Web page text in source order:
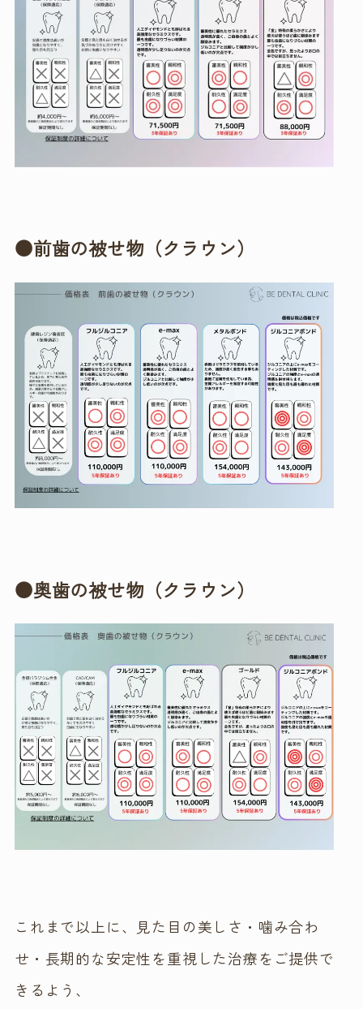
●前歯の被せ物（クラウン）
●奥歯の被せ物（クラウン）
これまで以上に、見た目の美しさ・噛み合わ
せ・長期的な安定性を重視した治療をご提供で
きるよう、